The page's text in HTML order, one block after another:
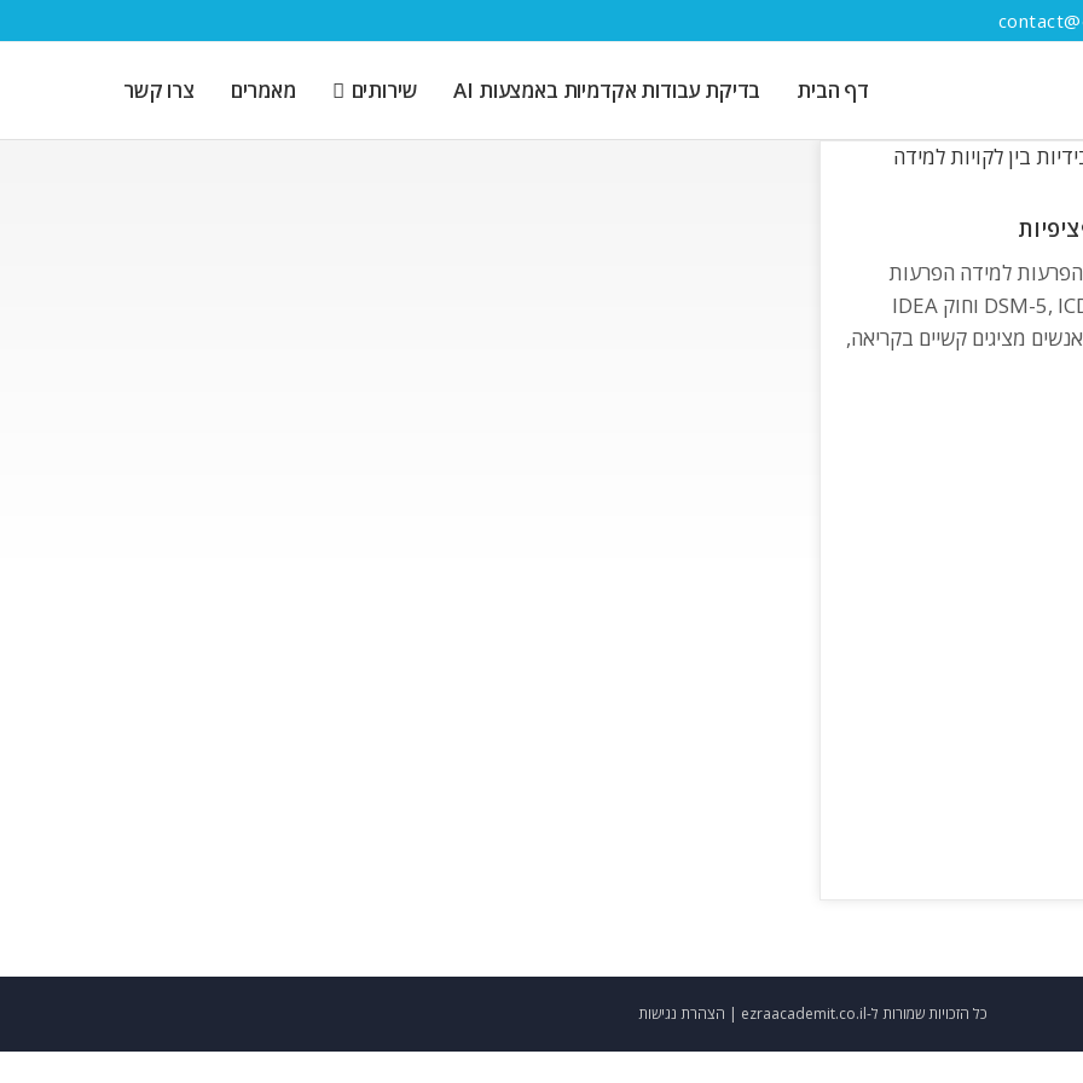
דף הבית בדיקת עבודות אקדמיות באמצעות AI שירותים מאמרים צרו קשר
למידה הפרעות
למידה ספציפיות (SLD) כפי שהן מוגדרות ב-DSM-5, ICD-10 וחוק IDEA
מציגים קשיים בקריאה,
כל הזכויות שמורות ל-ezraacademit.co.il | הצהרת נגישות